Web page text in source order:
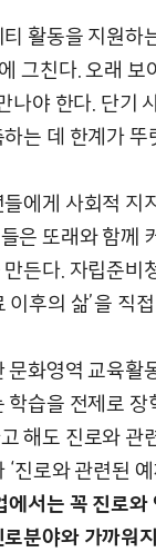
활동을 지원하
그친다. 오래 보
나야 한다. 단기
는 데 한계가 뚜
에게 사회적
은 또래와 함께
든다. 자립준비
이후의 삶’을 직
문화영역 교육
습을 전제로
해도 진로와 관
진로와 관련된
서는 꼭 진로와
분야와 가까워